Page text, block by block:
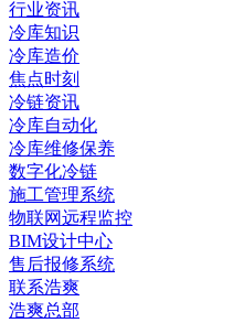
行业资讯
冷库知识
冷库造价
焦点时刻
冷链资讯
冷库自动化
冷库维修保养
数字化冷链
施工管理系统
物联网远程监控
BIM设计中心
售后报修系统
联系浩爽
浩爽总部